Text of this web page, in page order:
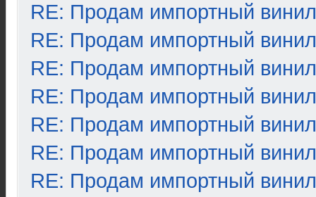
RE: Продам импортный винил
RE: Продам импортный винил
RE: Продам импортный винил
RE: Продам импортный винил
RE: Продам импортный винил
RE: Продам импортный винил
RE: Продам импортный винил